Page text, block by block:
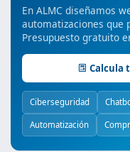
En ALMC diseñamos
automatizaciones que
Presupuesto gratuito
Calcula
Ciberseguridad
Automatización